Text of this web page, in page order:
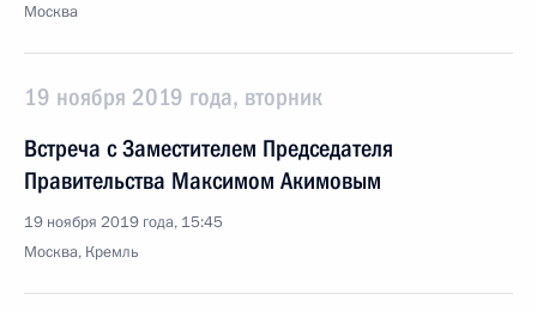
Москва
19 ноября 2019 года, вторник
Встреча с Заместителем Председателя
Правительства Максимом Акимовым
19 ноября 2019 года, 15:45
Москва, Кремль